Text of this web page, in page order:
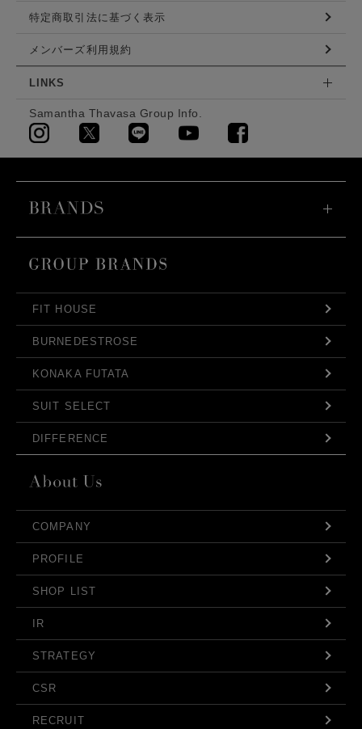
特定商取引法に基づく表示
メンバーズ利用規約
LINKS
Samantha Thavasa Group Info.
FIT HOUSE
BURNEDESTROSE
KONAKA FUTATA
SUIT SELECT
DIFFERENCE
COMPANY
PROFILE
SHOP LIST
IR
STRATEGY
CSR
RECRUIT